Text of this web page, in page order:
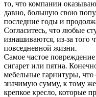
то, что компании
давно, большую свою
последние годы и
Согласитесь, что любые
изнашиваются, из-за того
повседневной жизни.
Самое частое
сигарет или пятна.
мебельные гарнитуры, что
значимую сумму, к тому
крепкое кресло, которые